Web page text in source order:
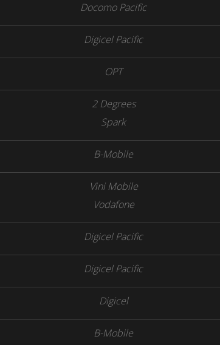
Docomo Pacific
Digicel Pacific
OPT
2 Degrees
Spark
B-Mobile
Vini Mobile
Vodafone
Digicel Pacific
Digicel Pacific
Digicel
B-Mobile